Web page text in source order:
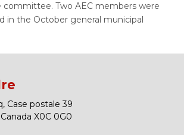
Two AEC members were
in the October general municipal
Case postale 39
X0C 0G0